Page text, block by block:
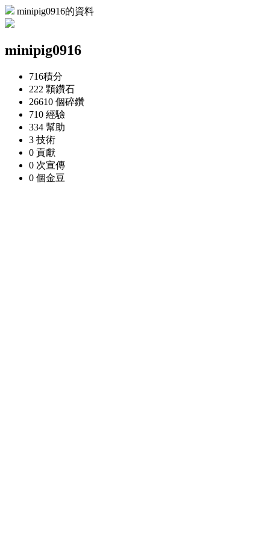
minipig0916的資料
minipig0916
716積分
222 顆鑽石
26610 個碎鑽
710 經驗
334 幫助
3 技術
0 貢獻
0 次宣傳
0 個金豆